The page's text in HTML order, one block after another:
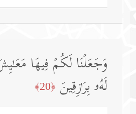
وَجَعَلۡنَا لَكُمۡ فِیهَا
لَهُۥ بِرَ ٰ⁠زِقِینَ ﴿20﴾